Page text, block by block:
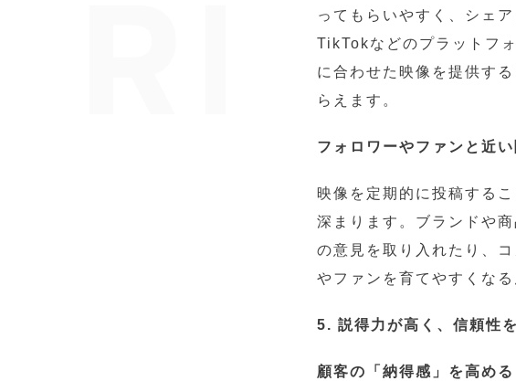
ってもらいやすく、シェ
TikTokなどのプラットフ
に合わせた映像を提供す
らえます。
フォロワーやファンと近
映像を定期的に投稿する
深まります。ブランドや
の意見を取り入れたり、
やファンを育てやすくなる
5. 説得力が高く、信頼性
顧客の「納得感」を高める